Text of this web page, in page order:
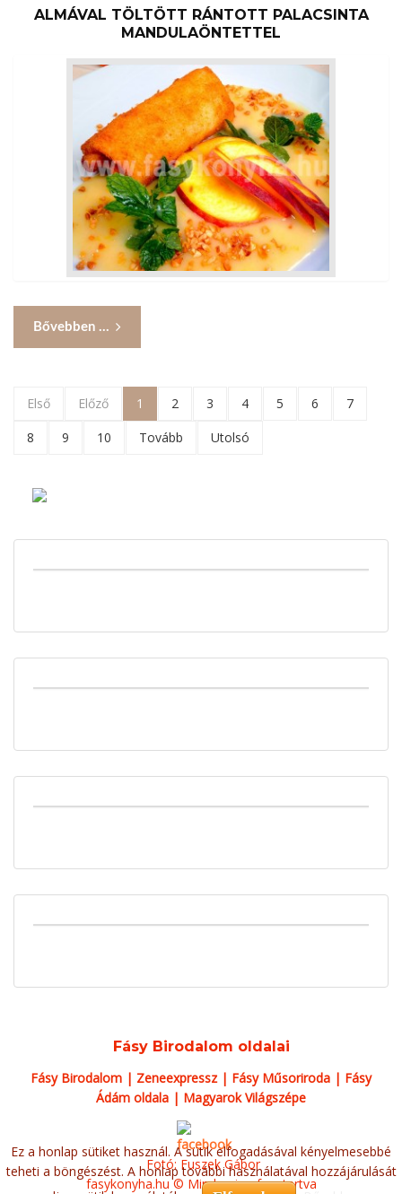
ALMÁVAL TÖLTÖTT RÁNTOTT PALACSINTA
MANDULAÖNTETTEL
Bővebben ...
Első Előző 1 2 3 4 5 6
7
8
9 10 Tovább Utolsó
Fásy Birodalom oldalai
Fásy Birodalom | Zeneexpressz| Fásy Műsoriroda | Fásy
Ádám oldala | Magyarok Világszépe
Fotó: Fuszek Gábor
fasykonyha.hu © Minden jog fenntartva
Ez a honlap sütiket használ. A sütik elfogadásával kényelmesebbé
teheti a böngészést. A honlap további használatával hozzájárulását